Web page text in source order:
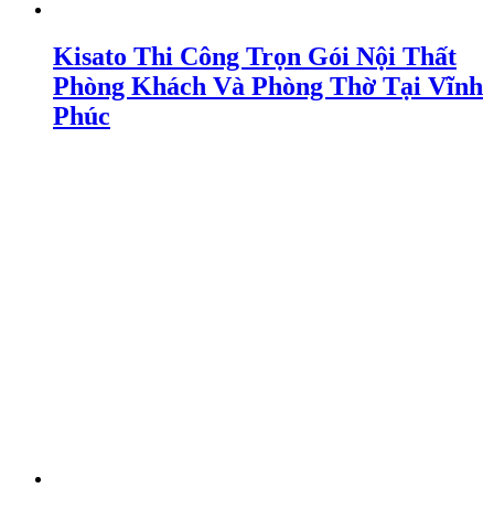
Kisato Thi Công Trọn Gói Nội Thất
Phòng Khách Và Phòng Thờ Tại Vĩnh
Phúc